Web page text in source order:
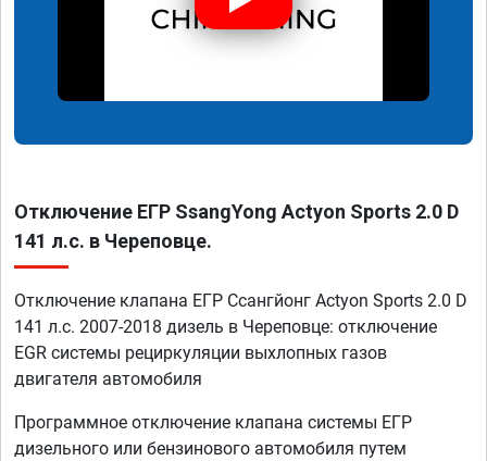
Отключение ЕГР SsangYong Actyon Sports 2.0 D
141 л.с. в Череповце.
Отключение клапана ЕГР Ссангйонг Actyon Sports 2.0 D
141 л.с. 2007-2018 дизель в Череповце: отключение
EGR системы рециркуляции выхлопных газов
двигателя автомобиля
Программное отключение клапана системы ЕГР
дизельного или бензинового автомобиля путем